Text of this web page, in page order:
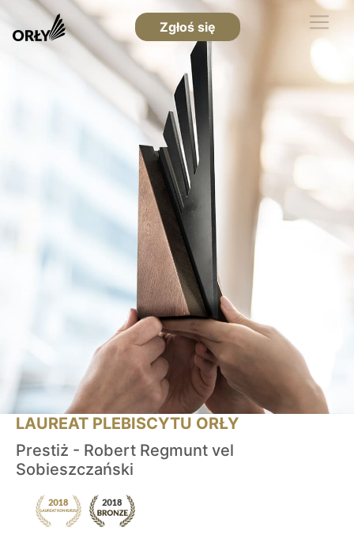
Zgłoś się
LAUREAT PLEBISCYTU ORŁY
Prestiż - Robert Regmunt vel
Sobieszczański